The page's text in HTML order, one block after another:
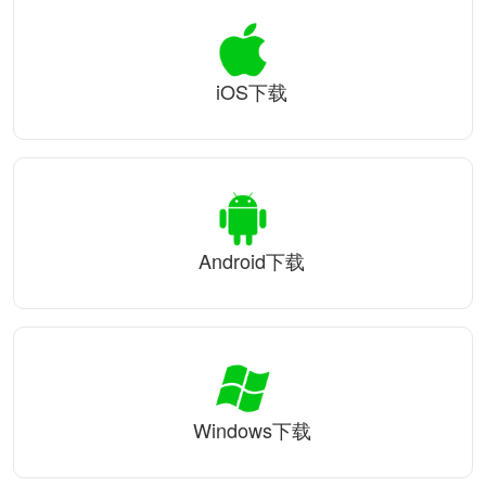
iOS下载
Android下载
Windows下载